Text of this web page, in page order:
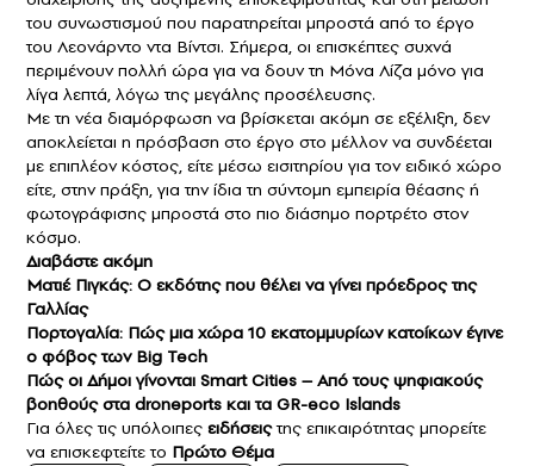
του συνωστισμού που παρατηρείται μπροστά από το έργο
του Λεονάρντο ντα Βίντσι. Σήμερα, οι επισκέπτες συχνά
περιμένουν πολλή ώρα για να δουν τη Μόνα Λίζα μόνο για
λίγα λεπτά, λόγω της μεγάλης προσέλευσης.
Με τη νέα διαμόρφωση να βρίσκεται ακόμη σε εξέλιξη, δεν
αποκλείεται η πρόσβαση στο έργο στο μέλλον να συνδέεται
με επιπλέον κόστος, είτε μέσω εισιτηρίου για τον ειδικό χώρο
είτε, στην πράξη, για την ίδια τη σύντομη εμπειρία θέασης ή
φωτογράφισης μπροστά στο πιο διάσημο πορτρέτο στον
κόσμο.
Διαβάστε ακόμη
Ματιέ Πιγκάς: Ο εκδότης που θέλει να γίνει πρόεδρος της
Γαλλίας
Πορτογαλία: Πώς μια χώρα 10 εκατομμυρίων κατοίκων έγινε
ο φόβος των Big Tech
Πώς οι Δήμοι γίνονται Smart Cities – Από τους ψηφιακούς
βοηθούς στα droneports και τα GR-eco Islands
Για όλες τις υπόλοιπες ειδήσειςτης επικαιρότητας μπορείτε
να επισκεφτείτε το Πρώτο Θέμα